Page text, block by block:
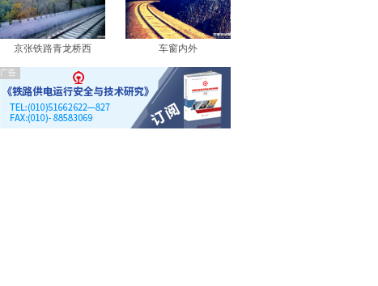
京张铁路青龙桥西 车窗内外
广告